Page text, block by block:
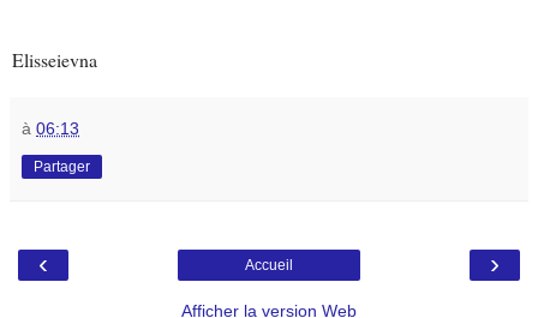
Elisseievna
à 06:13
Partager
‹ ›
Accueil
Afficher la version Web